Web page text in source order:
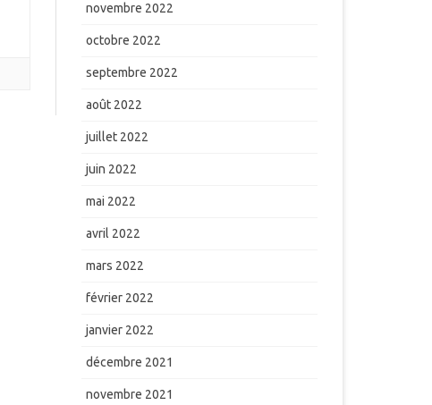
novembre 2022
octobre 2022
septembre 2022
août 2022
juillet 2022
juin 2022
mai 2022
avril 2022
mars 2022
février 2022
janvier 2022
décembre 2021
novembre 2021